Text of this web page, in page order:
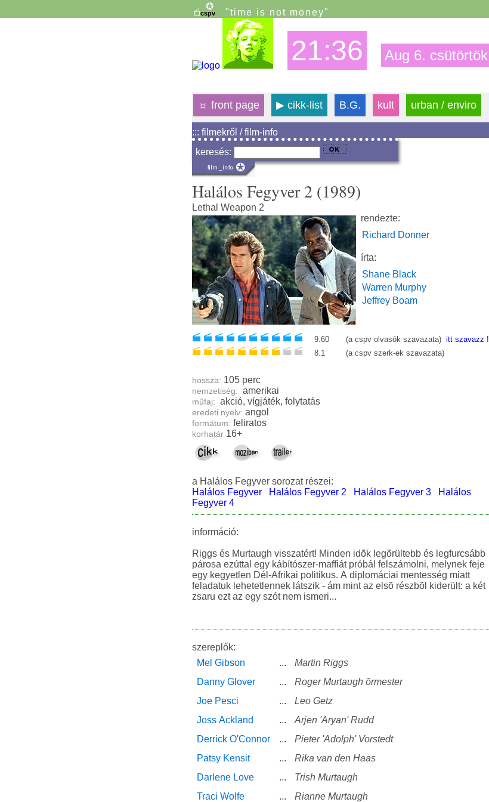
"time is not money"
21:36 Aug 6. csütörtök
☼ front page ▶ cikk-list B.G. kult urban / enviro
::: filmekről / film-info
keresés:
Halálos Fegyver 2 (1989)
Lethal Weapon 2
rendezte:
Richard Donner
írta:
Shane Black
Warren Murphy
Jeffrey Boam
9.60 (a cspv olvasók szavazata) itt szavazz !
8.1
(a cspv szerk-ek szavazata)
hossza: 105 perc
nemzetiség: amerikai
műfaj: akció, vígjáték, folytatás
eredeti nyelv: angol
formátum: feliratos
korhatár 16+
a Halálos Fegyver sorozat részei:
Halálos Fegyver
Halálos Fegyver 2 Halálos Fegyver 3
Halálos
Fegyver 4
információ:
Riggs és Murtaugh visszatért! Minden idõk legõrültebb és legfurcsább
párosa ezúttal egy kábítószer-maffiát próbál felszámolni, melynek feje
egy kegyetlen Dél-Afrikai politikus. A diplomáciai mentesség miatt
feladatuk lehetetlennek látszik - ám mint az elsõ részbõl kiderült: a két
zsaru ezt az egy szót nem ismeri...
szereplők:
Mel Gibson
...
Martin Riggs
Danny Glover
...
Roger Murtaugh õrmester
Joe Pesci
...
Leo Getz
Joss Ackland
...
Arjen 'Aryan' Rudd
Derrick O'Connor
...
Pieter 'Adolph' Vorstedt
Patsy Kensit
...
Rika van den Haas
Darlene Love
...
Trish Murtaugh
Traci Wolfe
...
Rianne Murtaugh